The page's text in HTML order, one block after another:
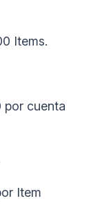
Items.
por cuenta
Item